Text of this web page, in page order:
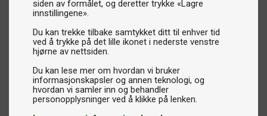
siden av formålet, og deretter trykke «Lagre
innstillingene».
Du kan trekke tilbake samtykket ditt til enhver tid
ved å trykke på det lille ikonet i nederste venstre
hjørne av nettsiden.
Du kan lese mer om hvordan vi bruker
informasjonskapsler og annen teknologi, og
hvordan vi samler inn og behandler